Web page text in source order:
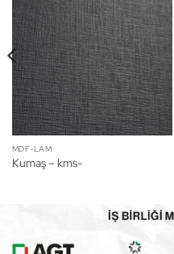
MDF-LAM
Kumaş – kms-